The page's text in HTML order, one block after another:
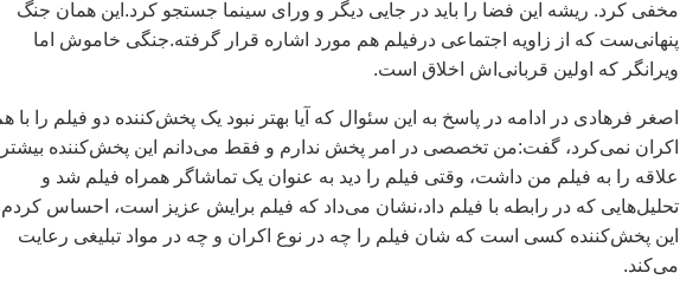
مخفی کرد. ريشه اين فضا را بايد در جايی ديگر و ورای سينما جستجو کرد.اين همان جنگ
پنهانی‌ست که از زاويه اجتماعی درفيلم هم مورد اشاره قرار گرفته.جنگی خاموش اما
ويرانگر که اولين قربانی‌اش اخلاق است.
اصغر فرهادی در ادامه در پاسخ به اين سئوال که آيا بهتر نبود يک پخش‌کننده دو فيلم را با
اکران نمی‌کرد، گفت:من تخصصی در امر پخش ندارم و فقط می‌دانم اين پخش‌کننده
علاقه را به فيلم من داشت، وقتی فيلم را ديد به عنوان يک تماشاگر همراه فيلم شد و
تحليل‌هايی که در رابطه با فيلم ‌داد،نشان می‌داد که فيلم برايش عزيز است، احساس کردم
اين پخش‌کننده کسی است که شان فيلم را چه در نوع اکران و چه در مواد تبليغی رعايت
می‌کند.